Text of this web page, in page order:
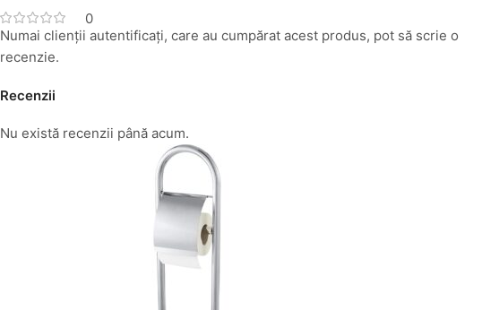
0
Recenzii
Nu există recenzii până acum.
Numai clienții autentificați, care au cumpărat acest produs, pot să scrie o
recenzie.